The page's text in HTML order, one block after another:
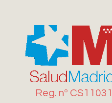
Reg. nº CS11031